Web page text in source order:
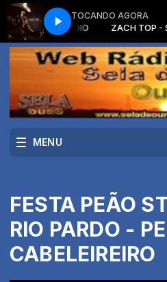
TOCANDO AGORA
THE RADIO ZACH TOP -
MENU
FESTA PEÃO
RIO PARDO -
CABELEIREIRO